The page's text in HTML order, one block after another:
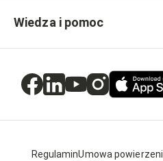
Wiedza i pomoc
RegulaminUmowa